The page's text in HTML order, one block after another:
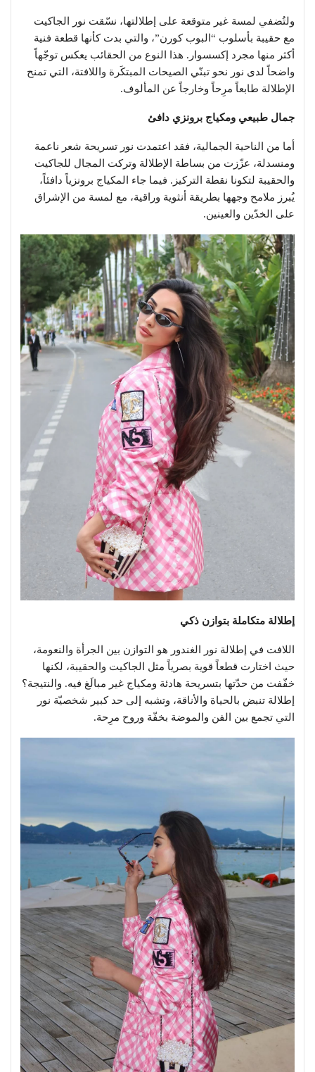
ولتُضفي لمسة غير متوقعة على إطلالتها، نسّقت نور الجاكيت
مع حقيبة بأسلوب “البوب كورن”، والتي بدت كأنها قطعة فنية
أكثر منها مجرد إكسسوار. هذا النوع من الحقائب يعكس توجّهاً
واضحاً لدى نور نحو تبنّي الصيحات المبتكَرة واللافتة، التي تمنح
الإطلالة طابعاً مرِحاً وخارجاً عن المألوف.
جمال طبيعي ومكياج برونزي دافئ
أما من الناحية الجمالية، فقد اعتمدت نور تسريحة شعر ناعمة
ومنسدلة، عزّزت من بساطة الإطلالة وتركت المجال للجاكيت
والحقيبة لتكونا نقطة التركيز. فيما جاء المكياج برونزياً دافئاً،
يُبرز ملامح وجهها بطريقة أنثوية وراقية، مع لمسة من الإشراق
على الخدّين والعينين.
إطلالة متكاملة بتوازن ذكي
اللافت في إطلالة نور الغندور هو التوازن بين الجرأة والنعومة،
حيث اختارت قطعاً قوية بصرياً مثل الجاكيت والحقيبة، لكنها
خفّفت من حدّتها بتسريحة هادئة ومكياج غير مبالَغ فيه. والنتيجة؟
إطلالة تنبض بالحياة والأناقة، وتشبه إلى حد كبير شخصيّة نور
التي تجمع بين الفن والموضة بخفّة وروح مرِحة.